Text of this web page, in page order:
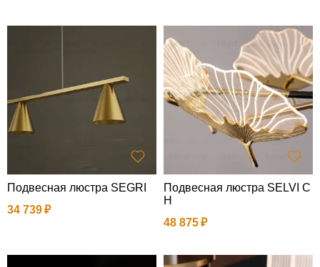
Подвесная люстра SEGRI
34 739
Подвесная люстра SELVI C
H
48 875